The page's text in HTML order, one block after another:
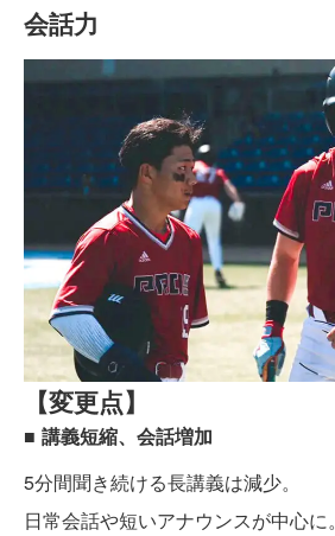
会話力
【変更点】
■ 講義短縮、会話増加
5分間聞き続ける長講義は減少。
日常会話や短いアナウンスが中心に。